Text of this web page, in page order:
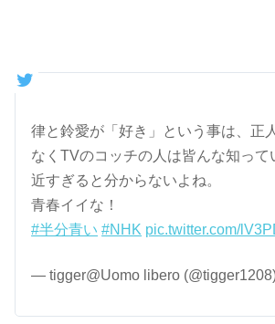
律と鈴愛が「好き」という事は、正
なくTVのコッチの人は皆んな知って
近すぎると分からないよね。
青春イイな！
#半分青い #NHK pic.twitter.com/
— tigger@Uomo libero